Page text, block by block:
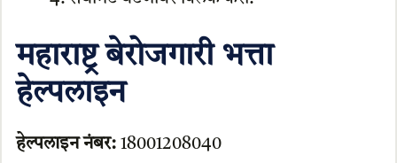
महाराष्ट्र बेरोजगारी भत्ता
हेल्पलाइन
हेल्पलाइन नंबर:18001208040